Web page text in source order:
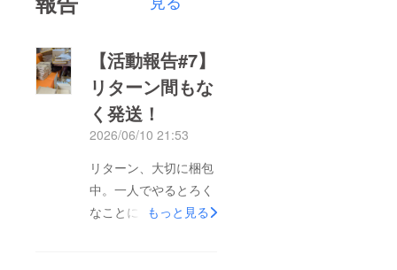
【活動報告#7】
リターン間もな
く発送！
2026/06/10 21:53
リターン、大切に梱包
中。一人でやるとろく
なことになりませんの
もっと見る